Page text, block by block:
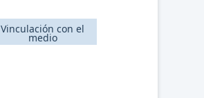
Vinculación con el
medio